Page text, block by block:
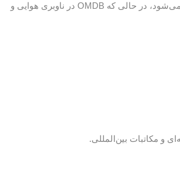
کاربرد: DXB بیشتر در بلیت‌ها و سامانه‌های رزرو پرواز استفاده می‌شود، در حالی که OMDB در ناوبری هوایی و
و مکاتبات بین‌المللی.